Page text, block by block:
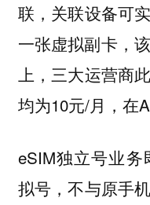
联，关联设备可
一张虚拟副卡，
上，三大运营商
均为10元/月，在
eSIM独立号业
拟号，不与原手